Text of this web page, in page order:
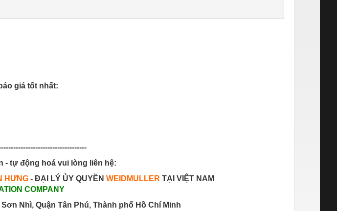
giá tốt nhất:
- tự động hoá vui lòng liên hệ:
HƯNG - ĐẠI LÝ ỦY QUYỀN WEIDMULLER TẠI VIỆT NAM
COMPANY
Nhì, Quận Tân Phú, Thành phố Hồ Chí Minh